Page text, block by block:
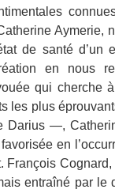
Aymerie,
de santé d’un
en nous
qui cherche
les plus
Darius —,
en
François
entraîné par le